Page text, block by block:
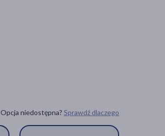
Opcja niedostępna? Sprawdź dlaczego